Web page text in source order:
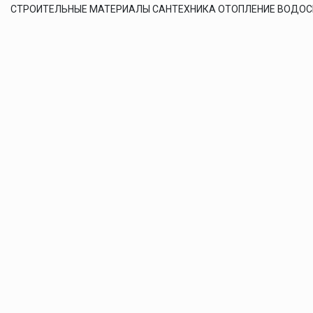
СТРОИТЕЛЬНЫЕ МАТЕРИАЛЫ САНТЕХНИКА ОТОПЛЕНИЕ